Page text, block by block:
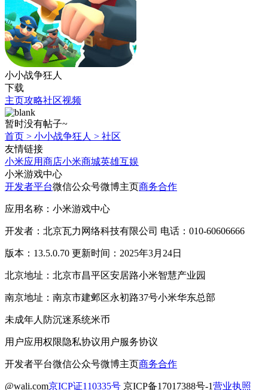
小小战争狂人
下载
主页攻略社区视频
暂时没有帖子~
首页 > 小小战争狂人 > 社区
友情链接
小米应用商店小米商城英雄互娱
小米游戏中心
开发者平台微信公众号微博主页商务合作
应用名称：小米游戏中心
开发者：北京瓦力网络科技有限公司 电话：010-60606666
版本：13.5.0.70 更新时间：2025年3月24日
北京地址：北京市昌平区安居路小米智慧产业园
南京地址：南京市建邺区永初路37号小米华东总部
未成年人防沉迷系统米币
用户应用权限隐私协议用户服务协议
开发者平台微信公众号微博主页商务合作
@wali.com京ICP证110335号 京ICP备17017388号-1营业执照